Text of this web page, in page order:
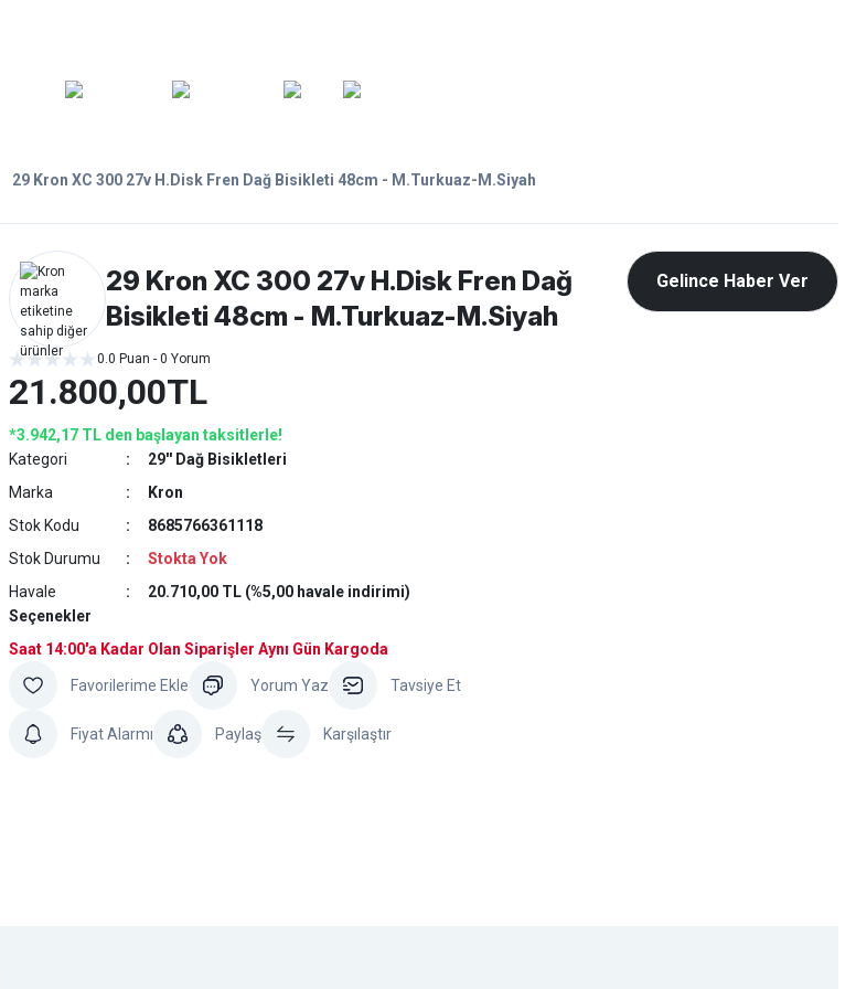
AKSESUARLAR ASKI/TAŞIMA TAMİR/BAKIM GİYİM
29 Kron XC 300 27v H.Disk Fren Dağ Bisikleti 48cm - M.Turkuaz-M.Siyah
29 Kron XC 300 27v H.Disk Fren Dağ
Bisikleti 48cm - M.Turkuaz-M.Siyah
0.0 Puan - 0 Yorum
21.800,00TL
*3.942,17 TL den başlayan taksitlerle!
Kategori
29'' Dağ Bisikletleri
Marka
Kron
Stok Kodu
8685766361118
Stok Durumu
Stokta Yok
Havale
20.710,00 TL (%5,00 havale indirimi)
Saat 14:00'a Kadar Olan Siparişler Aynı Gün Kargoda
Seçenekler
Yorum Yaz Tavsiye Et
Fiyat Alarmı Paylaş Karşılaştır
Gelince Haber Ver